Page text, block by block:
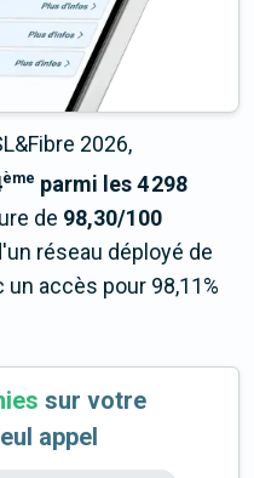
2026,
ème parmi les 4 298
de 98,30/100
réseau déployé de
accès pour 98,11%
sur votre
appel